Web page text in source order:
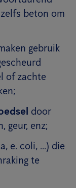
beton om
gebruik
of zachte
door
geur, enz;
e. coli, ...) die
te